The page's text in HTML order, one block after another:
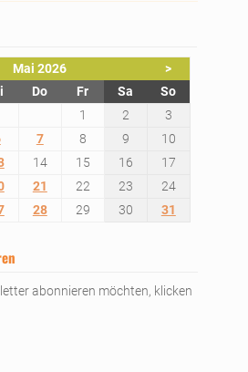
Mai 2026
>
ttwoch
Donnerstag
Freitag SamstagSonntag
1
2
3
7 8 9
10
14 15 16
17
21 22 23
24
28 29 30 31
abonnieren möchten, klicken